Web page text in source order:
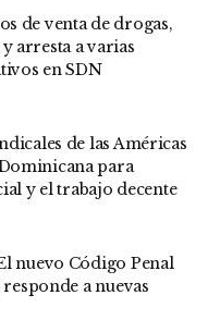
de venta de drogas,
arresta a varias
en SDN
de las Américas
para
y el trabajo decente
nuevo Código Penal
a nuevas